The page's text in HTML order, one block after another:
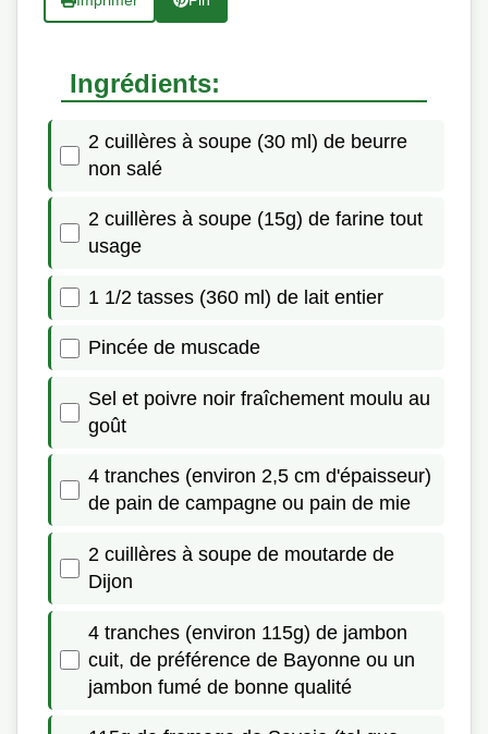
Ingrédients:
2 cuillères à soupe (30 ml) de beurre
non salé
2 cuillères à soupe (15g) de farine tout
usage
1 1/2 tasses (360 ml) de lait entier
Pincée de muscade
Sel et poivre noir fraîchement moulu au
goût
4 tranches (environ 2,5 cm d'épaisseur)
de pain de campagne ou pain de mie
2 cuillères à soupe de moutarde de
Dijon
4 tranches (environ 115g) de jambon
cuit, de préférence de Bayonne ou un
jambon fumé de bonne qualité